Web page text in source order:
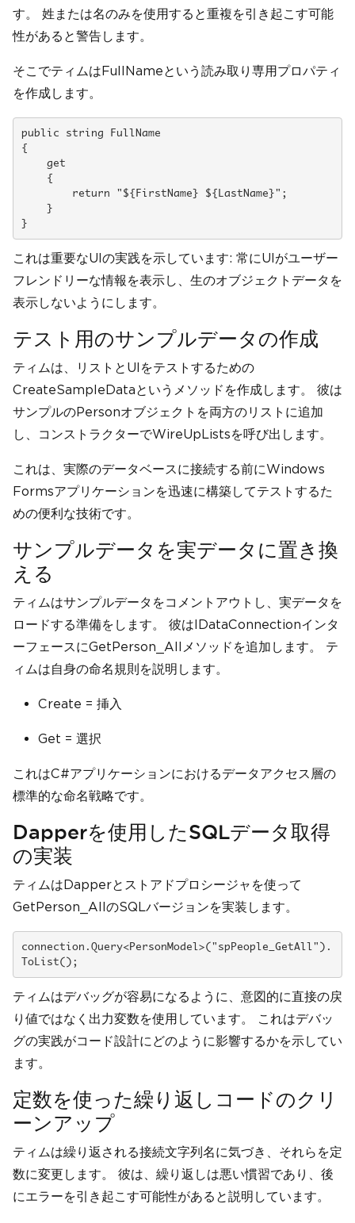
す。 姓または名のみを使用すると重複を引き起こす可能
性があると警告します。
そこでティムはFullNameという読み取り専用プロパティ
を作成します。
public string FullName
{
}
これは重要なUIの実践を示しています: 常にUIがユーザー
フレンドリーな情報を表示し、生のオブジェクトデータを
表示しないようにします。
テスト用のサンプルデータの作成
ティムは、リストとUIをテストするための
CreateSampleDataというメソッドを作成します。 彼は
サンプルのPersonオブジェクトを両方のリストに追加
し、コンストラクターでWireUpListsを呼び出します。
これは、実際のデータベースに接続する前にWindows
Formsアプリケーションを迅速に構築してテストするた
めの便利な技術です。
サンプルデータを実データに置き換
える
ティムはサンプルデータをコメントアウトし、実データを
ロードする準備をします。 彼はIDataConnectionインタ
ーフェースにGetPerson_Allメソッドを追加します。 テ
ィムは自身の命名規則を説明します。
Create = 挿入
Get = 選択
これはC#アプリケーションにおけるデータアクセス層の
標準的な命名戦略です。
Dapperを使用したSQLデータ取得
の実装
ティムはDapperとストアドプロシージャを使って
GetPerson_AllのSQLバージョンを実装します。
connection.Query<PersonModel>("spPeople_GetAll").
ToList();
ティムはデバッグが容易になるように、意図的に直接の戻
り値ではなく出力変数を使用しています。 これはデバッ
グの実践がコード設計にどのように影響するかを示してい
ます。
定数を使った繰り返しコードのクリ
ーンアップ
ティムは繰り返される接続文字列名に気づき、それらを定
数に変更します。 彼は、繰り返しは悪い慣習であり、後
にエラーを引き起こす可能性があると説明しています。